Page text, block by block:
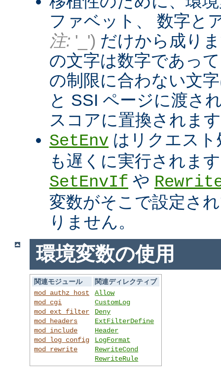
ファベット、 数字と
注: '_') だけから成り
の文字は数字であっ
の制限に合わない文
と SSI ページに渡さ
スコアに置換されま
SetEnv はリクエス
も遅くに実行されま
SetEnvIf や
変数がそこで設定さ
りません。
環境変数の使用
関連モジュール
関連ディレクティブ
mod_authz_host
mod_cgi
mod_ext_filter
mod_headers
mod_include
mod_log_config
mod_rewrite
Allow
CustomLog
Deny
ExtFilterDefine
Header
LogFormat
RewriteCond
RewriteRule